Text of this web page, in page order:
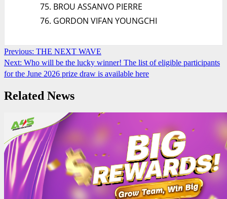
BROU ASSANVO PIERRE
GORDON VIFAN YOUNGCHI
Continue
Reading
Previous: THE NEXT WAVE
Next: Who will be the lucky winner! The list of eligible participants
for the June 2026 prize draw is available here
Related News